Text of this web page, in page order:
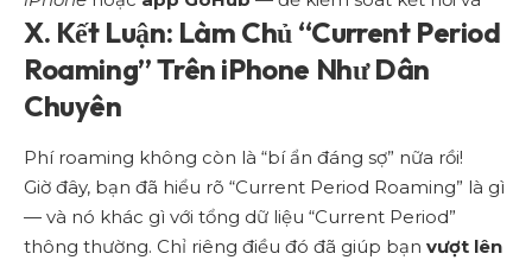
X. Kết Luận: Làm Chủ “Current Period
Roaming” Trên iPhone Như Dân
Chuyên
Phí roaming không còn là “bí ẩn đáng sợ” nữa rồi!
Giờ đây, bạn đã hiểu rõ “Current Period Roaming” là gì
— và nó khác gì với tổng dữ liệu “Current Period”
thông thường. Chỉ riêng điều đó đã giúp bạn vượt lên